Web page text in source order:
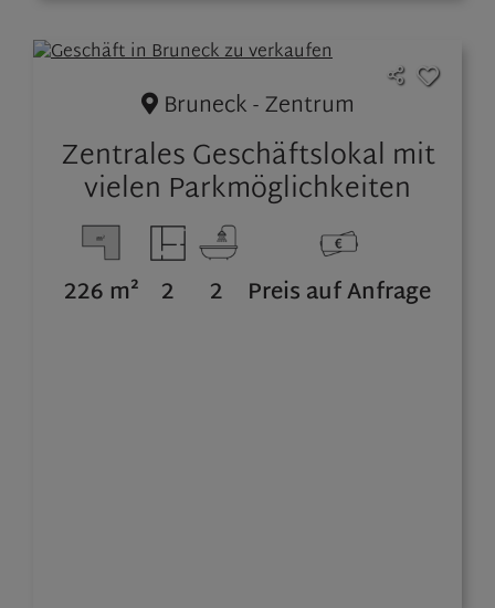
Bruneck - Zentrum
Zentrales Geschäftslokal mit
vielen Parkmöglichkeiten
226 m² 2 2 Preis auf Anfrage